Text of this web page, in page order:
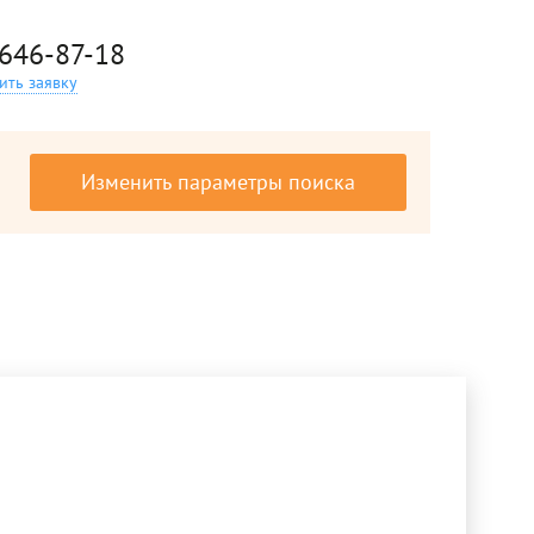
87-18
заявку
Изменить параметры поиска